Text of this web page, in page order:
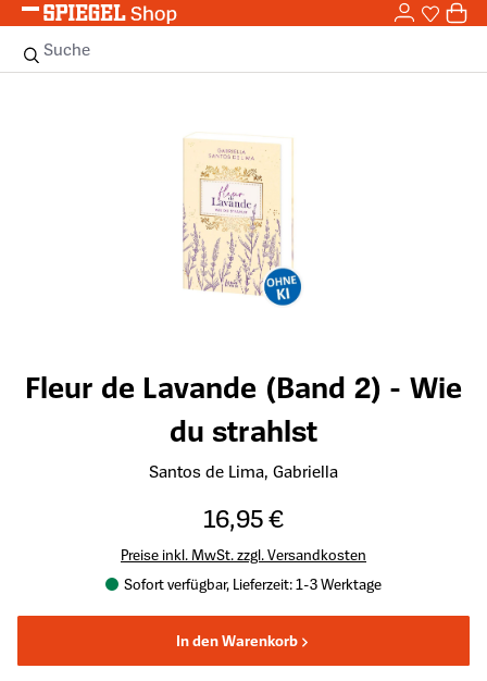
Zum Hauptinhalt springen 0
Suche
Fleur de Lavande (Band 2) - Wie
du strahlst
Santos de Lima, Gabriella
16,95 €
Preise inkl. MwSt. zzgl. Versandkosten
Sofort verfügbar, Lieferzeit: 1-3 Werktage
In den Warenkorb